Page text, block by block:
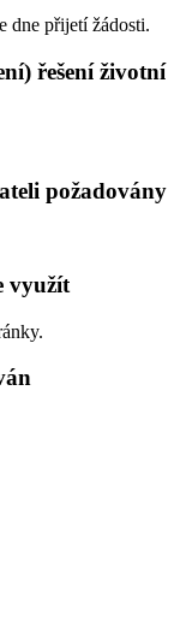
dne přijetí žádosti.
řešení životní
požadovány
využít